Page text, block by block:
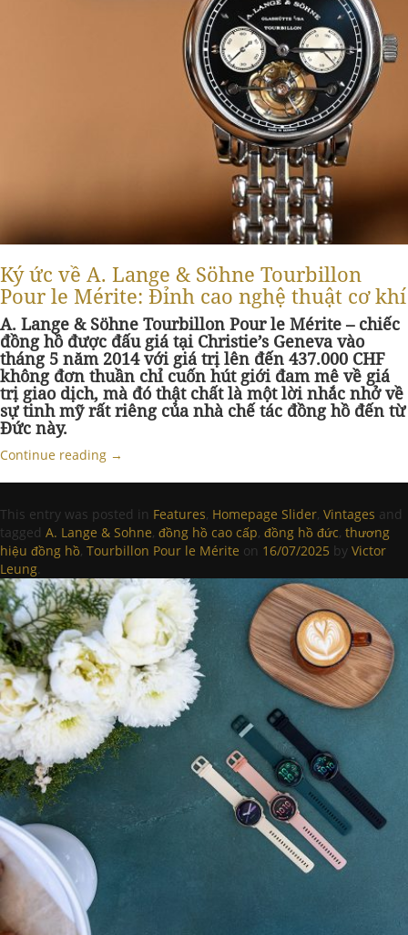
Ký ức về A. Lange & Söhne Tourbillon
Pour le Mérite: Đỉnh cao nghệ thuật cơ khí
A. Lange & Söhne Tourbillon Pour le Mérite – chiếc
đồng hồ được đấu giá tại Christie’s Geneva vào
tháng 5 năm 2014 với giá trị lên đến 437.000 CHF
không đơn thuần chỉ cuốn hút giới đam mê về giá
trị giao dịch, mà đó thật chất là một lời nhắc nhở về
sự tinh mỹ rất riêng của nhà chế tác đồng hồ đến từ
Đức này.
Continue reading →
This entry was posted in Features, Homepage Slider, Vintages and
tagged A. Lange & Sohne, đồng hồ cao cấp, đồng hồ đức, thương
hiệu đồng hồ, Tourbillon Pour le Mérite on 16/07/2025 by Victor
Leung.